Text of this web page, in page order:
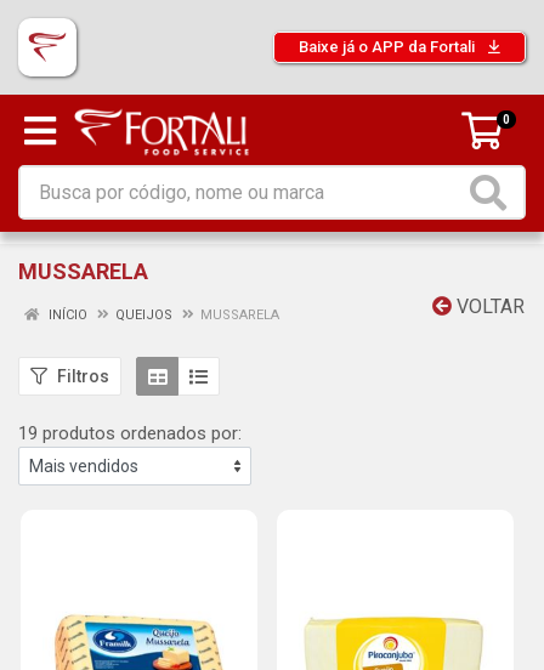
Baixe já o APP da Fortali
0
MUSSARELA
VOLTAR
INÍCIO QUEIJOS MUSSARELA
Filtros
19 produtos ordenados por: